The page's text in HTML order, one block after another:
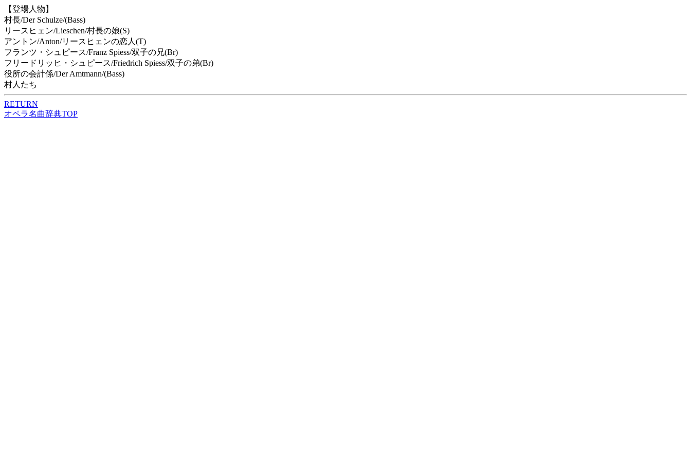
【登場人物】
村長/Der Schulze/(Bass)
リースヒェン/Lieschen/村長の娘(S)
アントン/Anton/リースヒェンの恋人(T)
フランツ・シュピース/Franz Spiess/双子の兄(Br)
フリードリッヒ・シュピース/Friedrich Spiess/双子の弟(Br)
役所の会計係/Der Amtmann/(Bass)
村人たち
RETURN
オペラ名曲辞典TOP